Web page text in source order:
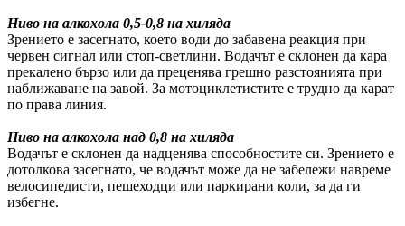
Ниво на алкохола 0,5-0,8 на хиляда
Зрението е засегнато, което води до забавена реакция при
червен сигнал или стоп-светлини. Водачът е склонен да кара
прекалено бързо или да преценява грешно разстоянията при
наближаване на завой. За мотоциклетистите е трудно да карат
по права линия.
Ниво на алкохола над 0,8 на хиляда
Водачът е склонен да надценява способностите си. Зрението е
дотолкова засегнато, че водачът може да не забележи навреме
велосипедисти, пешеходци или паркирани коли, за да ги
избегне.